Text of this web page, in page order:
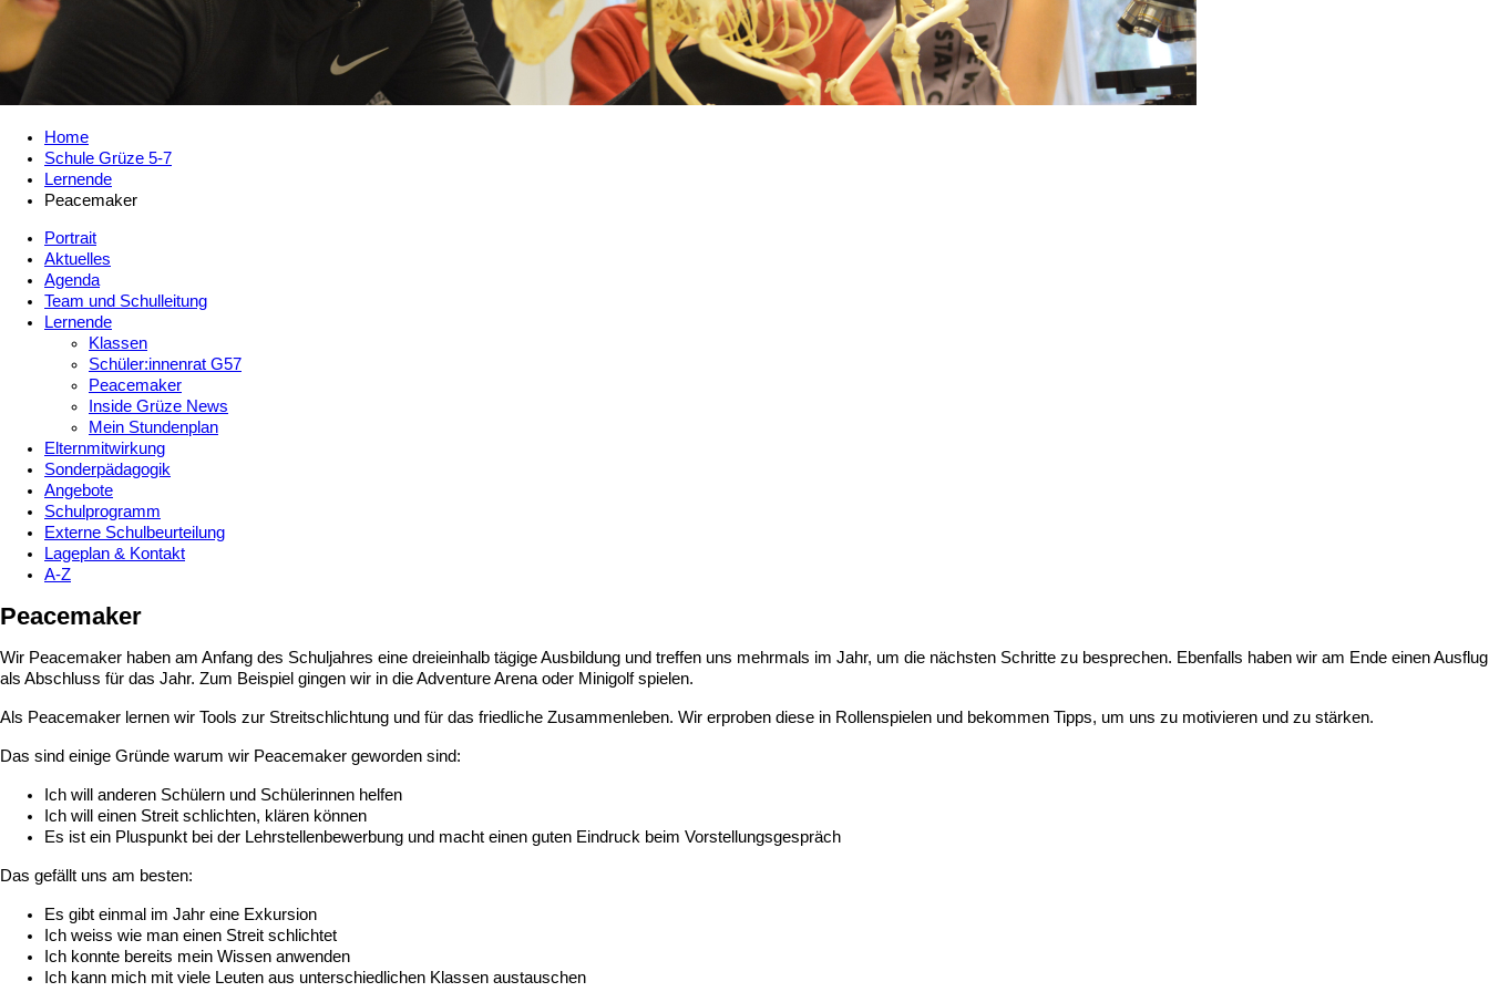
Home
Schule Grüze 5-7
Lernende
Peacemaker
Portrait
Aktuelles
Agenda
Team und Schulleitung
Lernende
Klassen
Schüler:innenrat G57
Peacemaker
Inside Grüze News
Mein Stundenplan
Elternmitwirkung
Sonderpädagogik
Angebote
Schulprogramm
Externe Schulbeurteilung
Lageplan & Kontakt
A-Z
Peacemaker
Wir Peacemaker haben am Anfang des Schuljahres eine dreieinhalb tägige Ausbildung und treffen uns mehrmals im Jahr, um die nächsten Schritte zu besprechen. Ebenfalls haben wir am Ende einen Ausflug
als Abschluss für das Jahr. Zum Beispiel gingen wir in die Adventure Arena oder Minigolf spielen.
Als Peacemaker lernen wir Tools zur Streitschlichtung und für das friedliche Zusammenleben. Wir erproben diese in Rollenspielen und bekommen Tipps, um uns zu motivieren und zu stärken.
Das sind einige Gründe warum wir Peacemaker geworden sind:
Ich will anderen Schülern und Schülerinnen helfen
Ich will einen Streit schlichten, klären können
Es ist ein Pluspunkt bei der Lehrstellenbewerbung und macht einen guten Eindruck beim Vorstellungsgespräch
Das gefällt uns am besten:
Es gibt einmal im Jahr eine Exkursion
Ich weiss wie man einen Streit schlichtet
Ich konnte bereits mein Wissen anwenden
Ich kann mich mit viele Leuten aus unterschiedlichen Klassen austauschen